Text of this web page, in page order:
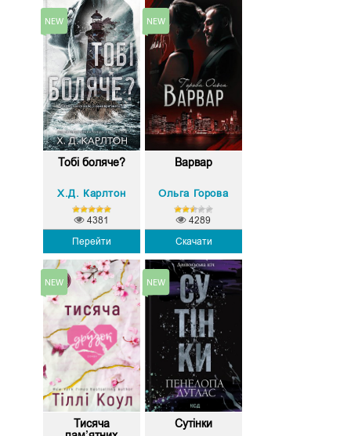
Тобі боляче?
Х.Д. Карлтон
Перейти
4381
Варвар
Ольга Горова
Скачати
4289
Тисяча
Сутінки